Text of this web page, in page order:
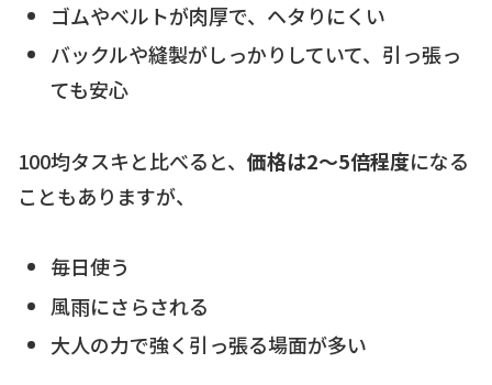
ゴムやベルトが肉厚で、ヘタりにくい
バックルや縫製がしっかりしていて、引っ張っ
ても安心
100均タスキと比べると、 価格は2〜5倍程度になる
こともありますが、
毎日使う
風雨にさらされる
大人の力で強く引っ張る場面が多い